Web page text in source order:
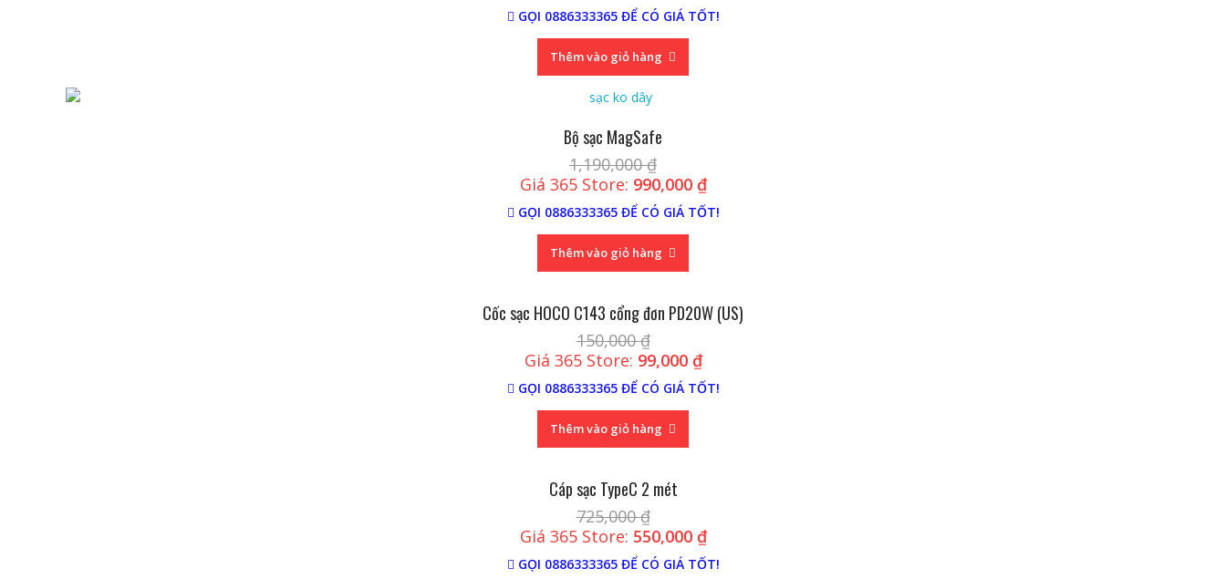
GỌI 0886333365 ĐỂ CÓ GIÁ TỐT!
Thêm vào giỏ hàng
Bộ sạc MagSafe
1,190,000₫
Giá 365 Store: 990,000 ₫
GỌI 0886333365 ĐỂ CÓ GIÁ TỐT!
Thêm vào giỏ hàng
Cốc sạc HOCO C143 cổng đơn PD20W (US)
150,000₫
Giá 365 Store: 99,000 ₫
GỌI 0886333365 ĐỂ CÓ GIÁ TỐT!
Thêm vào giỏ hàng
Cáp sạc TypeC 2 mét
725,000₫
Giá 365 Store: 550,000 ₫
GỌI 0886333365 ĐỂ CÓ GIÁ TỐT!